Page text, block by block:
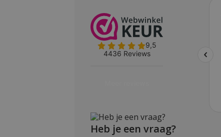
Heb je een vraag?